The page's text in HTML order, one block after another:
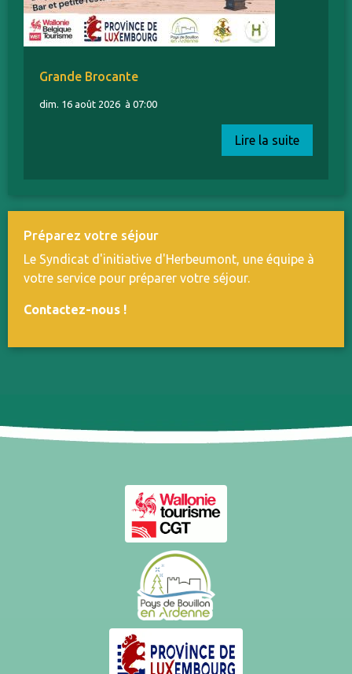
Grande Brocante
dim. 16 août 2026 à 07:00
Lire la suite
Préparez votre séjour
Le Syndicat d'initiative d'Herbeumont, une équipe à
votre service pour préparer votre séjour.
Contactez-nous !